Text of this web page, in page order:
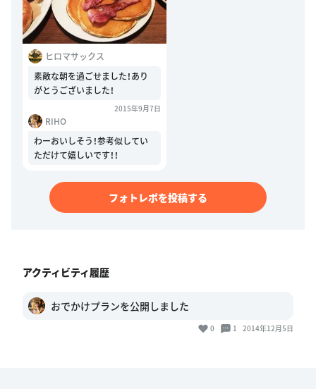
ヒロマサックス
素敵な朝を過ごせました！あり
がとうございました！
2015年9月7日
RIHO
わーおいしそう！参考似してい
ただけて嬉しいです！！
フォトレポを投稿する
アクティビティ履歴
おでかけプランを公開しました
0 1 2014年12月5日